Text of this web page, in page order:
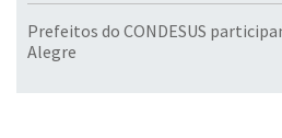
Prefeitos do CONDESUS
Alegre